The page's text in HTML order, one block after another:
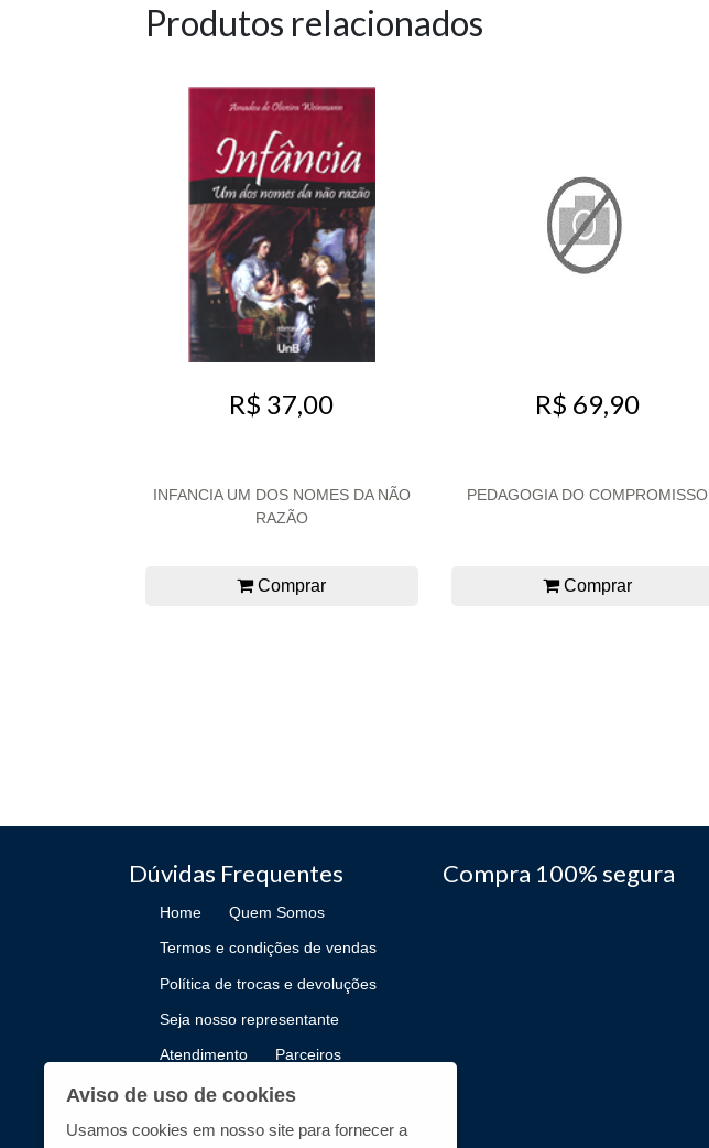
Produtos relacionados
R$ 37,00
INFANCIA UM DOS NOMES DA NÃO
RAZÃO
Comprar
R$ 69,90
PEDAGOGIA DO COMPROMISSO
Comprar
Dúvidas Frequentes
Home Quem Somos
Termos e condições de vendas
Política de trocas e devoluções
Seja nosso representante
Atendimento Parceiros
Como Publicar
Compra 100% segura
Aviso de uso de cookies
Usamos cookies em nosso site para fornecer a